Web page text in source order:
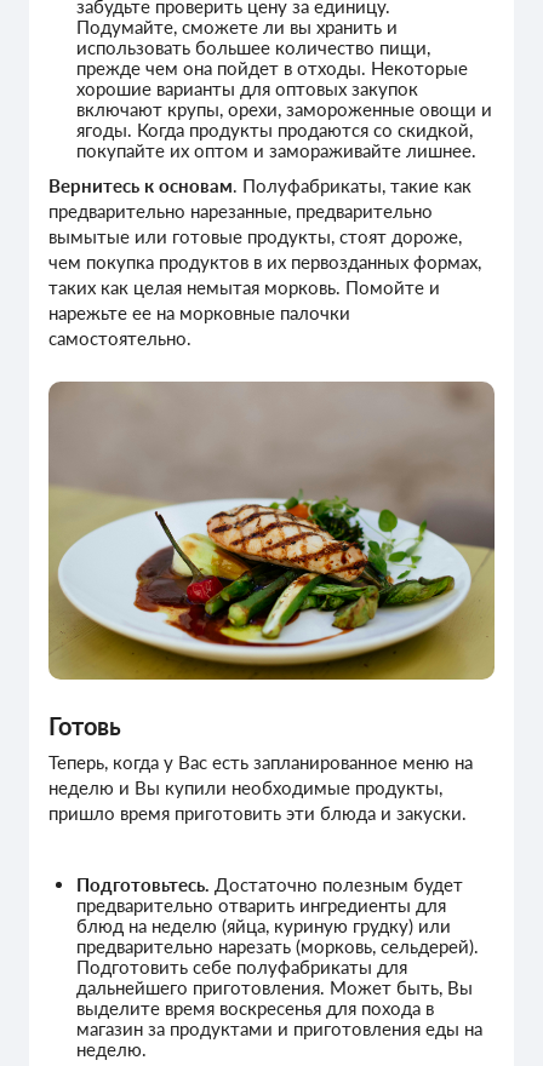
забудьте проверить цену за единицу.
Подумайте, сможете ли вы хранить и
использовать большее количество пищи,
прежде чем она пойдет в отходы. Некоторые
хорошие варианты для оптовых закупок
включают крупы, орехи, замороженные овощи и
ягоды. Когда продукты продаются со скидкой,
покупайте их оптом и замораживайте лишнее.
Вернитесь к основам. Полуфабрикаты, такие как
предварительно нарезанные, предварительно
вымытые или готовые продукты, стоят дороже,
чем покупка продуктов в их первозданных формах,
таких как целая немытая морковь. Помойте и
нарежьте ее на морковные палочки
самостоятельно.
Готовь
Теперь, когда у Вас есть запланированное меню на
неделю и Вы купили необходимые продукты,
пришло время приготовить эти блюда и закуски.
Подготовьтесь. Достаточно полезным будет
предварительно отварить ингредиенты для
блюд на неделю (яйца, куриную грудку) или
предварительно нарезать (морковь, сельдерей).
Подготовить себе полуфабрикаты для
дальнейшего приготовления. Может быть, Вы
выделите время воскресенья для похода в
магазин за продуктами и приготовления еды на
неделю.